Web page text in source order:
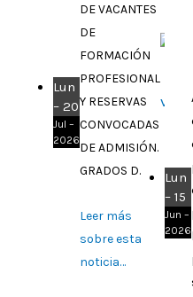
Lun
– 20
Jul –
2026
DE VACANTES
DE
FORMACIÓN
PROFESIONAL
Y RESERVAS
CONVOCADAS
DE ADMISIÓN.
GRADOS D.
Leer más
sobre esta
noticia…
Lun
– 15
Jun –
2026